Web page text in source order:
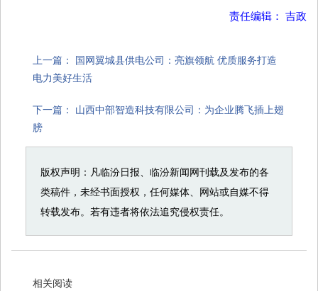
责任编辑： 吉政
上一篇： 国网翼城县供电公司：亮旗领航 优质服务打造
电力美好生活
下一篇： 山西中部智造科技有限公司：为企业腾飞插上翅
膀
版权声明：凡临汾日报、临汾新闻网刊载及发布的各
类稿件，未经书面授权，任何媒体、网站或自媒不得
转载发布。若有违者将依法追究侵权责任。
相关阅读